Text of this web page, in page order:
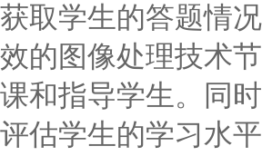
取学生的答题情
的图像处理技术
和指导学生。同
估学生的学习水